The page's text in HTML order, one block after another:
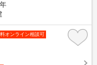
オンライン相談可